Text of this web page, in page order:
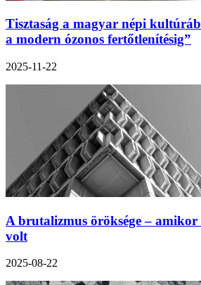
Tisztaság a magyar népi
a modern ózonos fertőtlenítésig”
2025-11-22
A brutalizmus öröksége – amikor
volt
2025-08-22